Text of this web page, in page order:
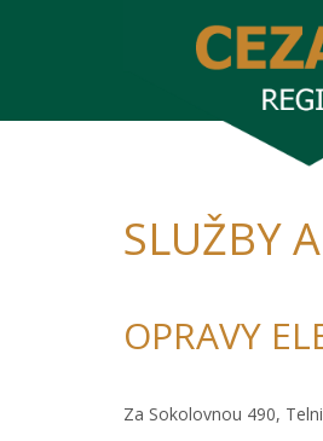
SLUŽBY
OPRAVY
Za Sokolovnou 490,